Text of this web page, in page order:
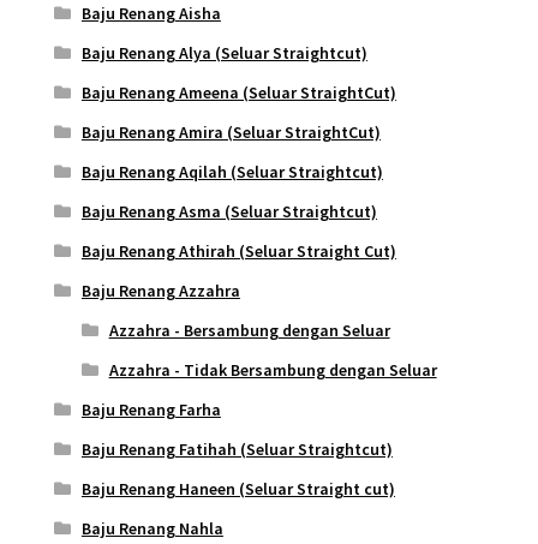
Baju Renang Aisha
Baju Renang Alya (Seluar Straightcut)
Baju Renang Ameena (Seluar StraightCut)
Baju Renang Amira (Seluar StraightCut)
Baju Renang Aqilah (Seluar Straightcut)
Baju Renang Asma (Seluar Straightcut)
Baju Renang Athirah (Seluar Straight Cut)
Baju Renang Azzahra
Azzahra - Bersambung dengan Seluar
Azzahra - Tidak Bersambung dengan Seluar
Baju Renang Farha
Baju Renang Fatihah (Seluar Straightcut)
Baju Renang Haneen (Seluar Straight cut)
Baju Renang Nahla